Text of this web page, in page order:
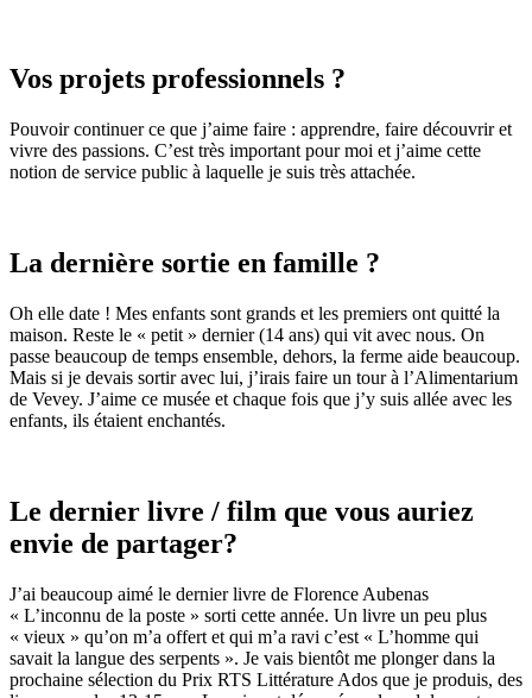
Vos projets professionnels ?
Pouvoir continuer ce que j’aime faire : apprendre, faire découvrir et
vivre des passions. C’est très important pour moi et j’aime cette
notion de service public à laquelle je suis très attachée.
La dernière sortie en famille ?
Oh elle date ! Mes enfants sont grands et les premiers ont quitté la
maison. Reste le « petit » dernier (14 ans) qui vit avec nous. On
passe beaucoup de temps ensemble, dehors, la ferme aide beaucoup.
Mais si je devais sortir avec lui, j’irais faire un tour à l’Alimentarium
de Vevey. J’aime ce musée et chaque fois que j’y suis allée avec les
enfants, ils étaient enchantés.
Le dernier livre / film que vous auriez
envie de partager?
J’ai beaucoup aimé le dernier livre de Florence Aubenas
« L’inconnu de la poste » sorti cette année. Un livre un peu plus
« vieux » qu’on m’a offert et qui m’a ravi c’est « L’homme qui
savait la langue des serpents ». Je vais bientôt me plonger dans la
prochaine sélection du Prix RTS Littérature Ados que je produis, des